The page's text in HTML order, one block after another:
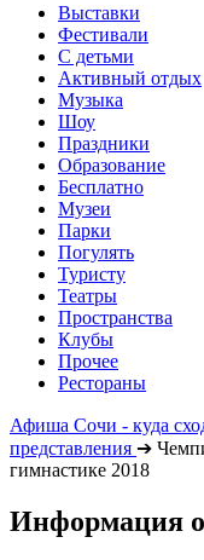
Выставки
Фестивали
С детьми
Активный отдых
Музыка
Шоу
Праздники
Образование
Бесплатно
Музеи
Парки
Погулять
Туристу
Театры
Пространства
Клубы
Прочее
Рестораны
Афиша Сочи - куда
представления ➔
гимнастике 2018
Информация